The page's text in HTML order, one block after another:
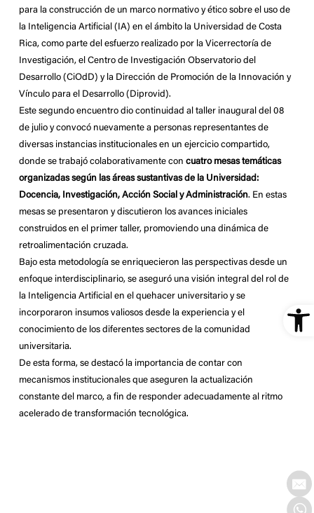
para la construcción de un marco normativo y ético sobre el uso de
la Inteligencia Artificial (IA) en el ámbito la Universidad de Costa
Rica, como parte del esfuerzo realizado por la Vicerrectoría de
Investigación, el Centro de Investigación Observatorio del
Desarrollo (CiOdD) y la Dirección de Promoción de la Innovación y
Vínculo para el Desarrollo (Diprovid).
Este segundo encuentro dio continuidad al taller inaugural del 08
de julio y convocó nuevamente a personas representantes de
diversas instancias institucionales en un ejercicio compartido,
donde se trabajó colaborativamente con cuatro mesas temáticas
organizadas según las áreas sustantivas de la Universidad:
Docencia, Investigación, Acción Social y Administración. En estas
mesas se presentaron y discutieron los avances iniciales
construidos en el primer taller, promoviendo una dinámica de
retroalimentación cruzada.
Bajo esta metodología se enriquecieron las perspectivas desde un
enfoque interdisciplinario, se aseguró una visión integral del rol de
la Inteligencia Artificial en el quehacer universitario y se
incorporaron insumos valiosos desde la experiencia y el
conocimiento de los diferentes sectores de la comunidad
universitaria.
De esta forma, se destacó la importancia de contar con
mecanismos institucionales que aseguren la actualización
constante del marco, a fin de responder adecuadamente al ritmo
acelerado de transformación tecnológica.